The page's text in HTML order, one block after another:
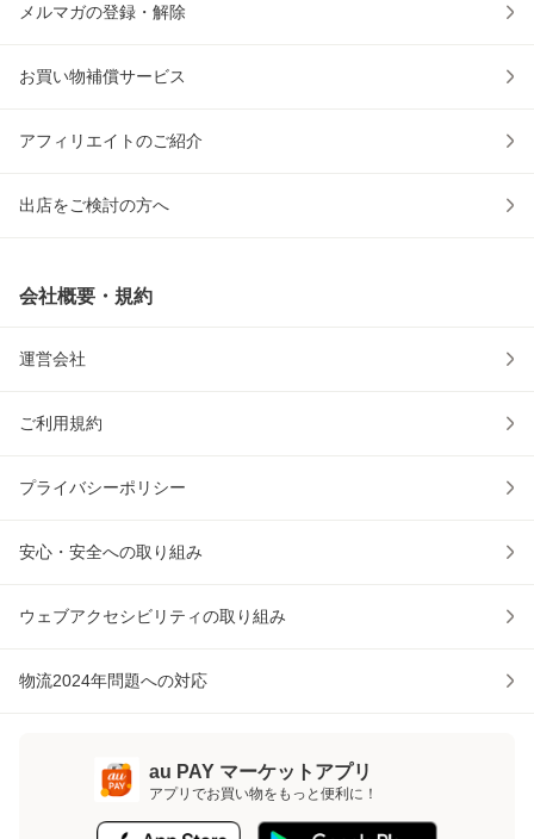
メルマガの登録・解除
お買い物補償サービス
アフィリエイトのご紹介
出店をご検討の方へ
会社概要・規約
運営会社
ご利用規約
プライバシーポリシー
安心・安全への取り組み
ウェブアクセシビリティの取り組み
物流2024年問題への対応
au PAY マーケットアプリ
アプリでお買い物をもっと便利に！